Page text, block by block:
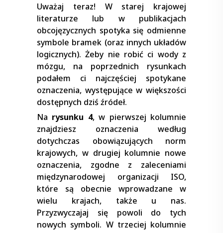
Uważaj teraz! W starej krajowej
literaturze lub w publikacjach
obcojęzycznych spotyka się odmienne
symbole bramek (oraz innych układów
logicznych). Żeby nie robić ci wody z
mózgu, na poprzednich rysunkach
podałem ci najczęściej spotykane
oznaczenia, występujące w większości
dostępnych dziś źródeł.
Na rysunku 4, w pierwszej kolumnie
znajdziesz oznaczenia według
dotychczas obowiązujących norm
krajowych, w drugiej kolumnie nowe
oznaczenia, zgodne z zaleceniami
międzynarodowej organizacji ISO,
które są obecnie wprowadzane w
wielu krajach, także u nas.
Przyzwyczajaj się powoli do tych
nowych symboli. W trzeciej kolumnie